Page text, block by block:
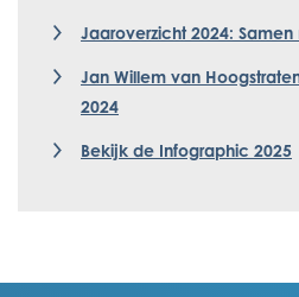
Jaaroverzicht 2024:
Jan Willem van
2024
Bekijk de Infographic 2025